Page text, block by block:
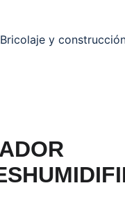
Bricolaje y